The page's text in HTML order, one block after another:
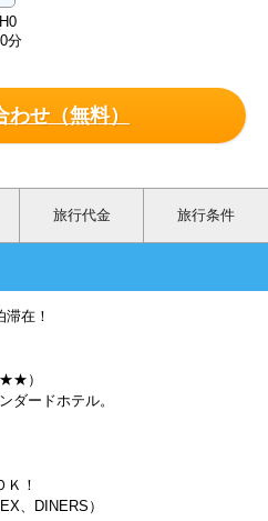
分
せ（無料）
旅行代金 旅行条件
在！
）
ダードホテル。
！
、DINERS）